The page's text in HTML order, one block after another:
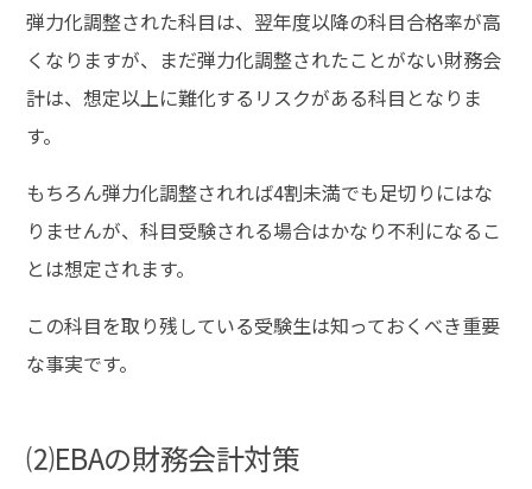
弾力化調整された科目は、翌年度以降の科目合格率が高
くなりますが、まだ弾力化調整されたことがない財務会
計は、想定以上に難化するリスクがある科目となりま
す。
もちろん弾力化調整されれば4割未満でも足切りにはな
りませんが、科目受験される場合はかなり不利になるこ
とは想定されます。
この科目を取り残している受験生は知っておくべき重要
な事実です。
⑵EBAの財務会計対策